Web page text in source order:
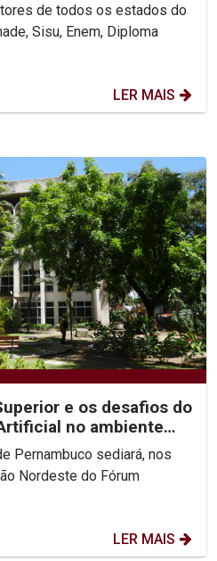
de todos os estados do
Sisu, Enem, Diploma
LER MAIS
e os desafios do
no ambiente
Pernambuco sediará, nos
Nordeste do Fórum
LER MAIS